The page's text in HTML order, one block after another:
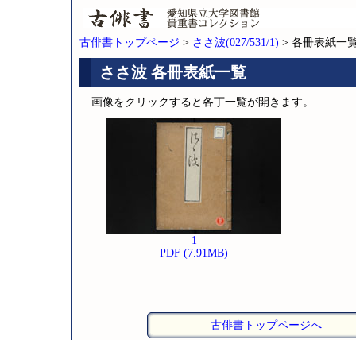
古俳書トップページ > ささ波(027/531/1) > 各冊表紙一
ささ波 各冊表紙一覧
画像をクリックすると各丁一覧が開きます。
1
PDF (7.91MB)
古俳書トップページへ